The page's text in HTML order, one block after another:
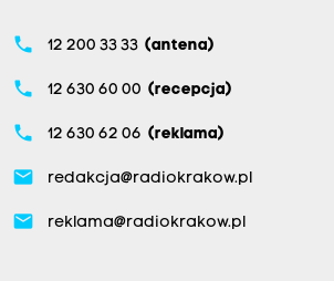
phone 12 200 33 33 (antena)
phone 12 630 60 00 (recepcja)
phone 12 630 62 06 (reklama)
email redakcja@radiokrakow.pl
email reklama@radiokrakow.pl